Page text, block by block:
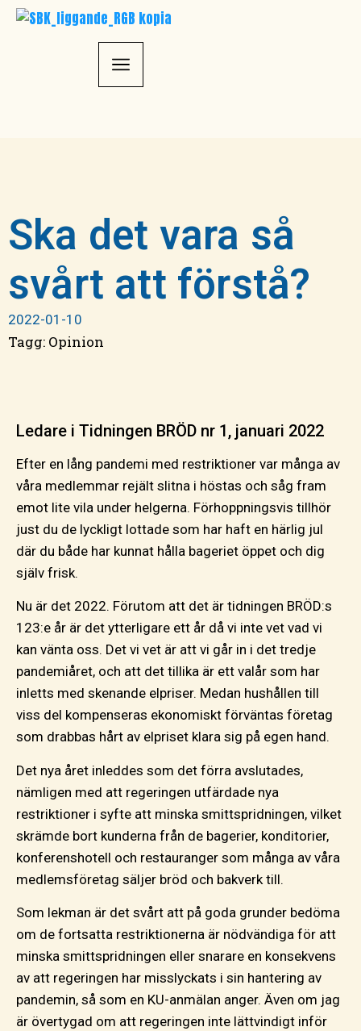
Ska det vara så
svårt att förstå?
2022-01-10
Tagg: Opinion
Ledare i Tidningen BRÖD nr 1, januari 2022
Efter en lång pandemi med restriktioner var många av
våra medlemmar rejält slitna i höstas och såg fram
emot lite vila under helgerna. Förhoppningsvis tillhör
just du de lyckligt lottade som har haft en härlig jul
där du både har kunnat hålla bageriet öppet och dig
själv frisk.
Nu är det 2022. Förutom att det är tidningen BRÖD:s
123:e år är det ytterligare ett år då vi inte vet vad vi
kan vänta oss. Det vi vet är att vi går in i det tredje
pandemiåret, och att det tillika är ett valår som har
inletts med skenande elpriser. Medan hushållen till
viss del kompenseras ekonomiskt förväntas företag
som drabbas hårt av elpriset klara sig på egen hand.
Det nya året inleddes som det förra avslutades,
nämligen med att regeringen utfärdade nya
restriktioner i syfte att minska smittspridningen, vilket
skrämde bort kunderna från de bagerier, konditorier,
konferenshotell och restauranger som många av våra
medlemsföretag säljer bröd och bakverk till.
Som lekman är det svårt att på goda grunder bedöma
om de fortsatta restriktionerna är nödvändiga för att
minska smittspridningen eller snarare en konsekvens
av att regeringen har misslyckats i sin hantering av
pandemin, så som en KU-anmälan anger. Även om jag
är övertygad om att regeringen inte lättvindigt inför